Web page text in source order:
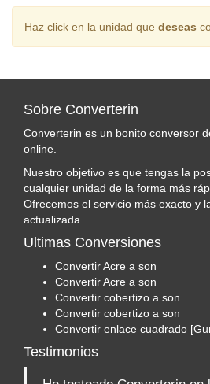
Haz click en la unidad que deseas
Sobre Converterin
Converterin es un bonito conversor
online.
Nuestro objetivo es que tengas la
cualquier unidad de la forma más
Ofrecemos el servicio más exacto y
actualizada.
Ultimas Conversiones
Convertir Acre a son
Convertir Acre a son
Convertir cobertizo a son
Convertir cobertizo a son
Convertir enlace cuadrado
Testimonios